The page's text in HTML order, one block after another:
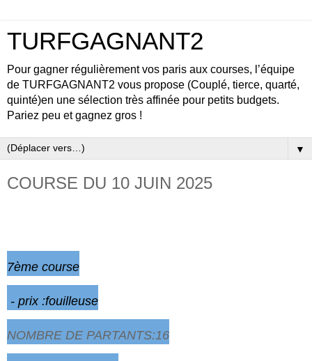
TURFGAGNANT2
Pour gagner régulièrement vos paris aux courses, l’équipe
de TURFGAGNANT2 vous propose (Couplé, tierce, quarté,
quinté)en une sélection très affinée pour petits budgets.
Pariez peu et gagnez gros !
▼
COURSE DU 10 JUIN 2025
7ème course
- prix :fouilleuse
NOMBRE DE PARTANTS:16